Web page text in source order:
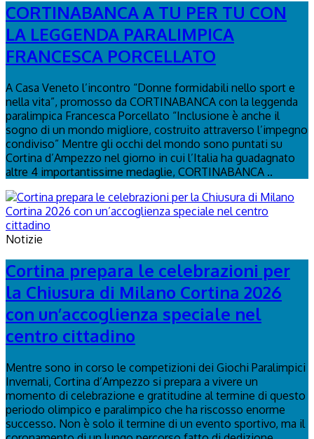
CORTINABANCA A TU PER TU CON
LA LEGGENDA PARALIMPICA
FRANCESCA PORCELLATO
A Casa Veneto l’incontro “Donne formidabili nello sport e
nella vita”, promosso da CORTINABANCA con la leggenda
paralimpica Francesca Porcellato “Inclusione è anche il
sogno di un mondo migliore, costruito attraverso l’impegno
condiviso” Mentre gli occhi del mondo sono puntati su
Cortina d’Ampezzo nel giorno in cui l’Italia ha guadagnato
altre 4 importantissime medaglie, CORTINABANCA ..
Notizie
Cortina prepara le celebrazioni per
la Chiusura di Milano Cortina 2026
con un’accoglienza speciale nel
centro cittadino
Mentre sono in corso le competizioni dei Giochi Paralimpici
Invernali, Cortina d’Ampezzo si prepara a vivere un
momento di celebrazione e gratitudine al termine di questo
periodo olimpico e paralimpico che ha riscosso enorme
successo. Non è solo il termine di un evento sportivo, ma il